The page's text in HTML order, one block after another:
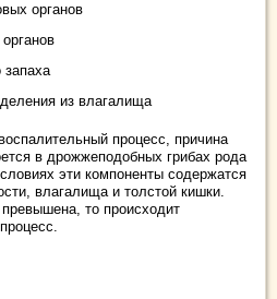
органов
запаха
из влагалища
процесс, причина
в дрожжеподобных грибах рода
эти компоненты содержатся
влагалища и толстой кишки.
то происходит